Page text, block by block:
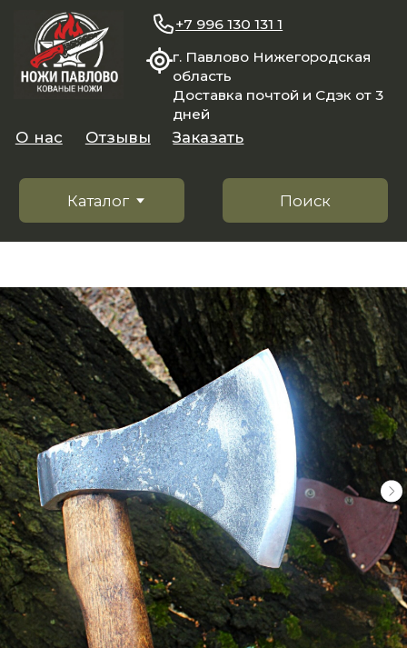
область
Доставка почтой и Сдэк от 3
Поиск
Каталог
Заказать
+7 996 130 131 1